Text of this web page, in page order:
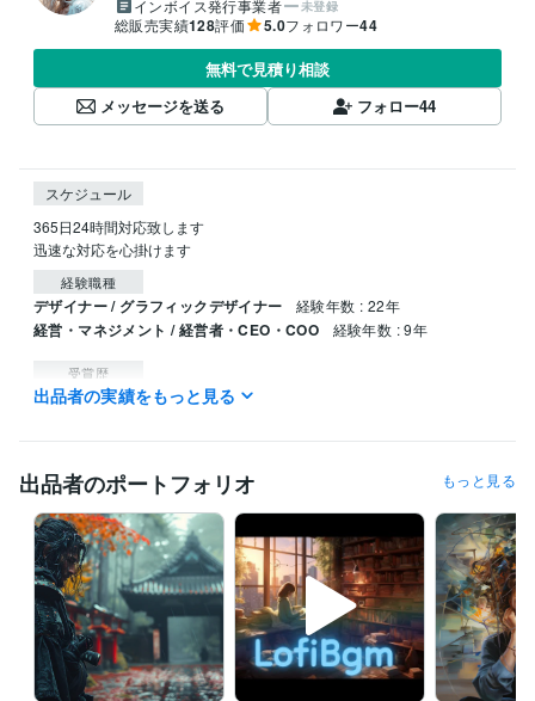
インボイス発行事業者
未登録
総販売実績128評価 5.0フォロワー44
無料で見積り相談
メッセージを送る
フォロー44
スケジュール
365日24時間対応致します
迅速な対応を心掛けます
経験職種
デザイナー / グラフィックデザイナー 経験年数 : 22年
経営・マネジメント / 経営者・CEO・COO 経験年数 : 9年
受賞歴
ココナラ初出品 ココナラ初販売
資産運用・副業の相談 アフィリエイト・副業・コンテンツ・SNS
SNS 副業 Webデザイン アフィリエイト ビジネス 占い AI
デザイン制作 グラフィック/グラフィックデザイナー
デザイン グラフィック
出品者の実績をもっと見る
出品者のポートフォリオ もっと見る